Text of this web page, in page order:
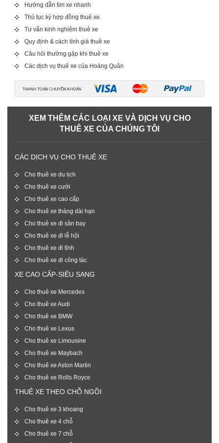
Hướng dẫn tìm xe nhanh
Thủ tục ký hợp đồng thuê xe
Tư vấn kinh nghiệm thuê xe
Quy định & cách tính giá thuê xe
Câu hỏi thường gặp khi thuê xe
Các dịch vụ thuê xe của Hoàng Quân
XEM THÊM CÁC LOẠI XE VÀ DỊCH VỤ CHO
THUÊ XE CỦA CHÚNG TÔI
CÁC DỊCH VỤ CHO THUÊ XE
Cho thuê xe du lịch
Cho thuê xe cưới
Cho thuê xe cao cấp
Cho thuê xe tháng dài hạn
Cho thuê xe đi sân bay
Cho thuê xe đi lễ hội
Cho thuê xe đi tỉnh
Cho thuê xe đi công tác
XE CAO CẤP-SIÊU SANG
Cho thuê xe Mercedes
Cho thuê xe Audi
Cho thuê xe BMW
Cho thuê xe Lexus
Cho thuê xe Limousine
Cho thuê xe Maybach
Cho thuê xe Aston Martin
Cho thuê xe Rolls Royce
THUÊ XE THEO CHỖ NGỒI
Cho thuê xe 3 khoang
Cho thuê xe 4 chỗ
Cho thuê xe 7 chỗ